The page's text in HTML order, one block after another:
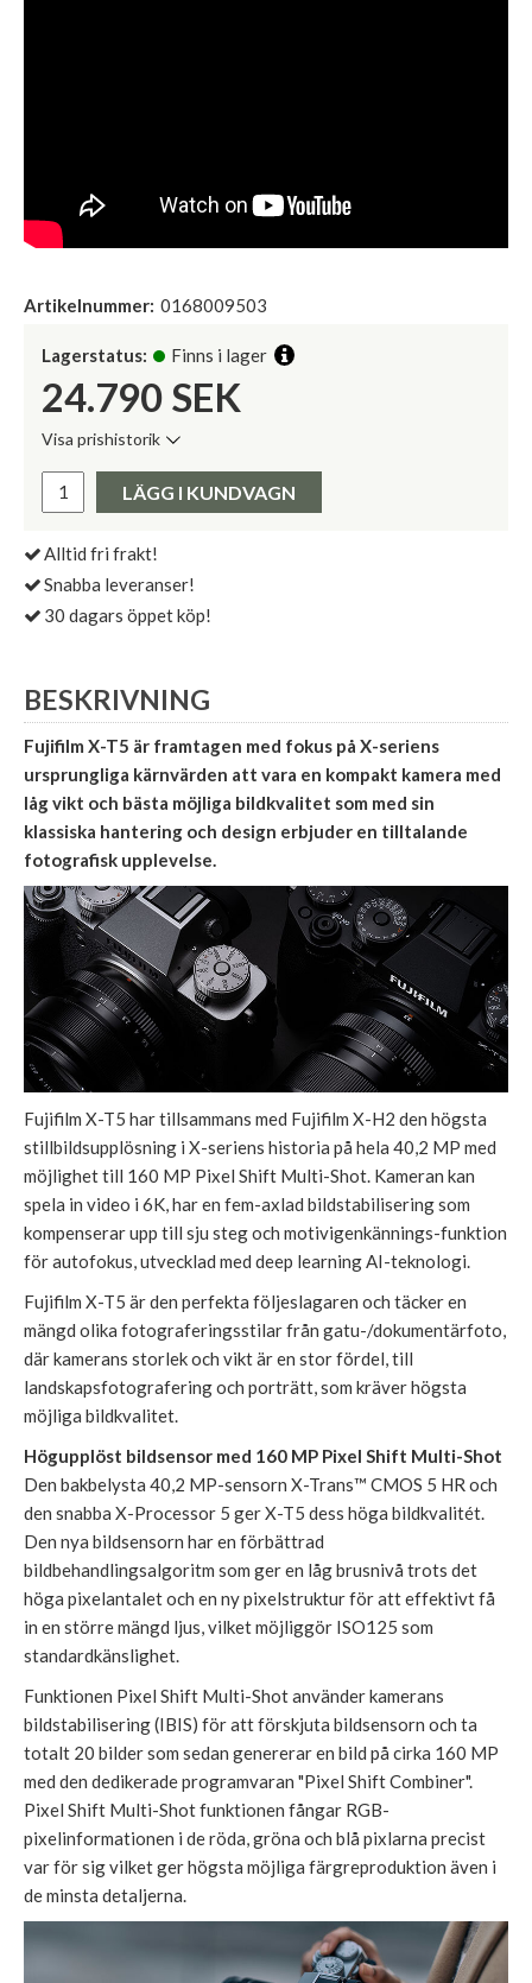
Artikelnummer: 0168009503
Lagerstatus: Finns i lager
24.790 SEK
Visa prishistorik
Pris:
LÄGG I KUNDVAGN
Alltid fri frakt!
Snabba leveranser!
30 dagars öppet köp!
BESKRIVNING
Fujifilm X-T5 är framtagen med fokus på X-seriens
ursprungliga kärnvärden att vara en kompakt kamera med
låg vikt och bästa möjliga bildkvalitet som med sin
klassiska hantering och design erbjuder en tilltalande
fotografisk upplevelse.
Fujifilm X-T5 har tillsammans med Fujifilm X-H2 den högsta
stillbildsupplösning i X-seriens historia på hela 40,2 MP med
möjlighet till 160 MP Pixel Shift Multi-Shot. Kameran kan
spela in video i 6K, har en fem-axlad bildstabilisering som
kompenserar upp till sju steg och motivigenkännings-funktion
för autofokus, utvecklad med deep learning AI-teknologi.
Fujifilm X-T5 är den perfekta följeslagaren och täcker en
mängd olika fotograferingsstilar från gatu-/dokumentärfoto,
där kamerans storlek och vikt är en stor fördel, till
landskapsfotografering och porträtt, som kräver högsta
möjliga bildkvalitet.
Högupplöst bildsensor med 160 MP Pixel Shift Multi-Shot
Den bakbelysta 40,2 MP-sensorn X-Trans™ CMOS 5 HR och
den snabba X-Processor 5 ger X-T5 dess höga bildkvalitét.
Den nya bildsensorn har en förbättrad
bildbehandlingsalgoritm som ger en låg brusnivå trots det
höga pixelantalet och en ny pixelstruktur för att effektivt få
in en större mängd ljus, vilket möjliggör ISO125 som
standardkänslighet.
Funktionen Pixel Shift Multi-Shot använder kamerans
bildstabilisering (IBIS) för att förskjuta bildsensorn och ta
totalt 20 bilder som sedan genererar en bild på cirka 160 MP
med den dedikerade programvaran "Pixel Shift Combiner".
Pixel Shift Multi-Shot funktionen fångar RGB-
pixelinformationen i de röda, gröna och blå pixlarna precist
var för sig vilket ger högsta möjliga färgreproduktion även i
de minsta detaljerna.